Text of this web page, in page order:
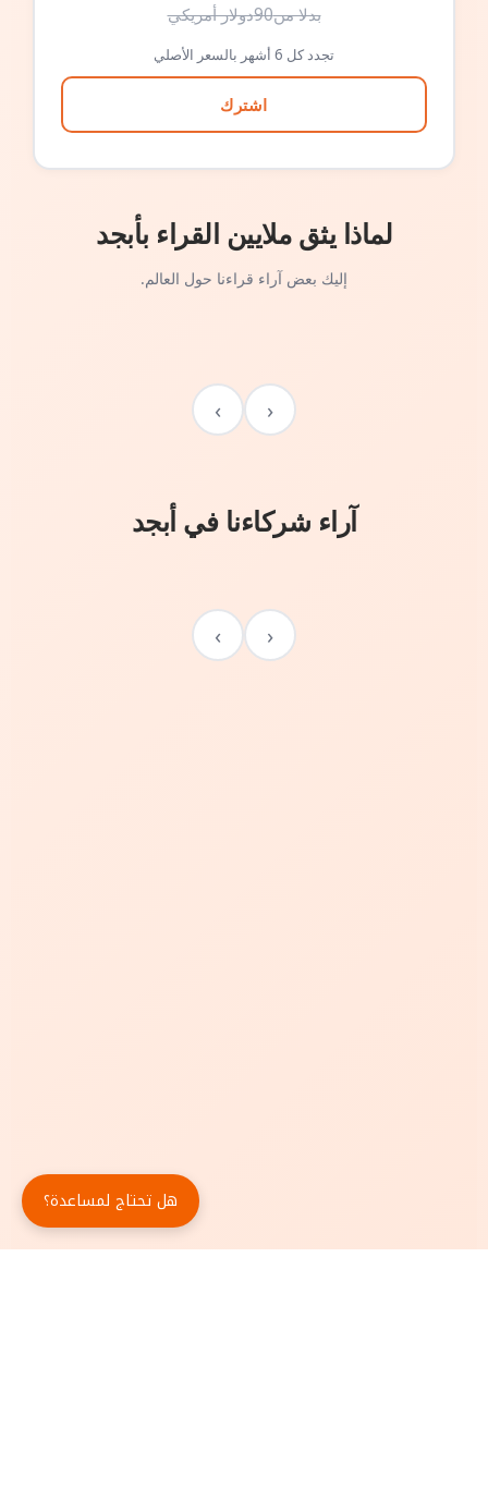
بدلا من90دولار أمريكي
تجدد كل 6 أشهر بالسعر الأصلي
اشترك
لماذا يثق ملايين القراء بأبجد
إليك بعض آراء قراءنا حول العالم.
‹
›
آراء شركاءنا في أبجد
‹
›
هل تحتاج لمساعدة؟